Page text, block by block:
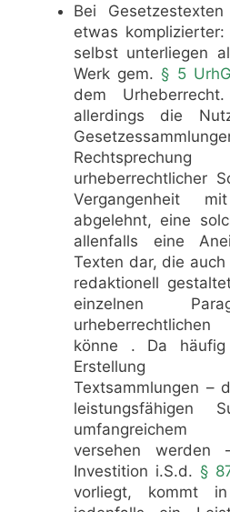
Bei
etwas
selbst unterliegen
Werk gem. § 5 UrhG
dem
allerdings die
urheberrechtlicher
Vergangenheit
abgelehnt, eine
allenfalls eine
Texten dar, die
redaktionell
einzelnen
könne . Da
Erstellung
Textsammlungen –
leistungsfähigen
umfangreichem
versehen werden
Investition i.S.d. §
vorliegt, kommt